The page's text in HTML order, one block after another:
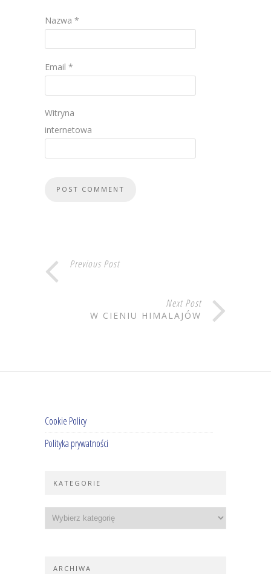
Nazwa *
Email *
Witryna
internetowa
Previous Post
Next Post
W CIENIU HIMALAJÓW
Cookie Policy
Polityka prywatności
KATEGORIE
ARCHIWA